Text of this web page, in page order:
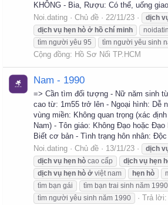
KHÔNG - Bia, Rượu: Có thể, uống
Noi.dating
Chủ đề 22/11/23 dịch
dịch vụ hẹn hò ở hồ chí minh
tìm người yêu 95
tìm người yêu sinh
Cộng đồng: Hồ Sơ Nối TP.HCM
Nam - 1990
=> Cần tìm đối tượng - Nữ năm sinh
cao từ: 1m55 trở lên - Ngoại hình: Dễ
vùng miền: Không quan trọng (xác
Nam) - Tôn giáo: Không Đạo hoặc
Biết cơ bản - Tình trạng hôn nhân: Độc
Noi.dating
Chủ đề 13/11/23 dịch
dịch vụ hẹn hò cao cấp dịch vụ hẹn
dịch vụ hẹn hò ở việt nam hẹn hò
tìm bạn gái
tìm bạn trai sinh năm 1990
tìm người yêu sinh năm 1990
Trả lời: